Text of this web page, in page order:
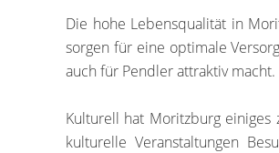
Die hohe Lebensqualität in
sorgen für eine optimale
auch für Pendler attraktiv macht.
Kulturell hat Moritzburg einiges
kulturelle Veranstaltungen